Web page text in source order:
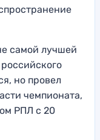
самой лучшей
но провел
чемпионата,
РПЛ с 20